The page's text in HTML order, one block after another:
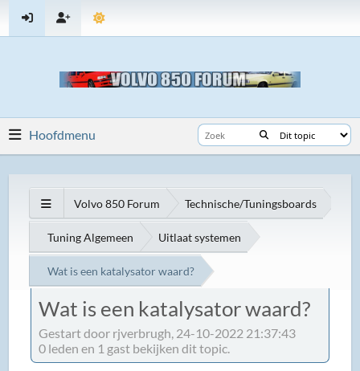
Hoofdmenu
Volvo 850 Forum Technische/Tuningsboards
Tuning Algemeen Uitlaat systemen
Wat is een katalysator waard?
Wat is een katalysator waard?
Gestart door rjverbrugh, 24-10-2022 21:37:43
0 leden en 1 gast bekijken dit topic.